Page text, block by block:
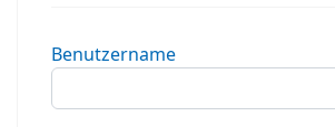
Benutzername